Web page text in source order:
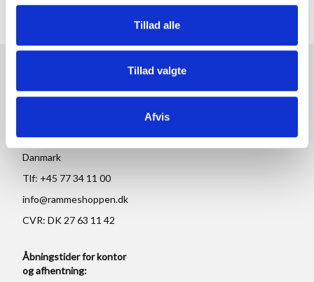
Tillad alle
Tillad valgte
Afvis
RAMMESHOPPEN.DK
Rammeshoppen ApS
Danmark
Tlf: +45 77 34 11 00
info@rammeshoppen.dk
CVR: DK 27 63 11 42
Åbningstider for kontor
og afhentning: